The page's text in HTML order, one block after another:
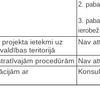
2.
3.
ietekmi uz
teritorijā
Nav
procedūrām Nav
ar